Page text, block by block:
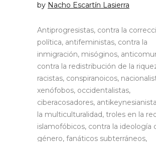
by Nacho Escartín Lasierra
Antiprogresistas, contra la
política, antifeministas, contra la
inmigración, misóginos,
contra la redistribución de la
racistas, conspiranoicos,
xenófobos, occidentalistas,
ciberacosadores,
la multiculturalidad, troles en la
islamofóbicos, contra la ideología
género, fanáticos subterráneos,